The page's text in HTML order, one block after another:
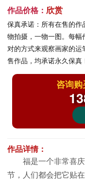
作品价格： 欣赏
保真承诺： 所有在售的作
物拍摄，一物一图。每
对的方式来观察画家的
售作品，均承诺永久保真
咨询
作品详情：
福是一个非常喜庆
节，人们都会把它贴